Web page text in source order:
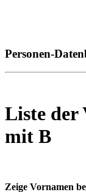
Personen-
Liste der
mit B
Zeige Vornamen